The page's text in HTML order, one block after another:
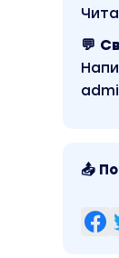
💬
📤